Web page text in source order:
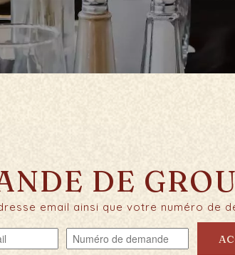
DE
email ainsi que votre numéro de